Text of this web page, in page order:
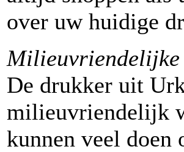
over uw huidige
Milieuvriendelijke
De drukker uit
milieuvriendelijk
kunnen veel doen